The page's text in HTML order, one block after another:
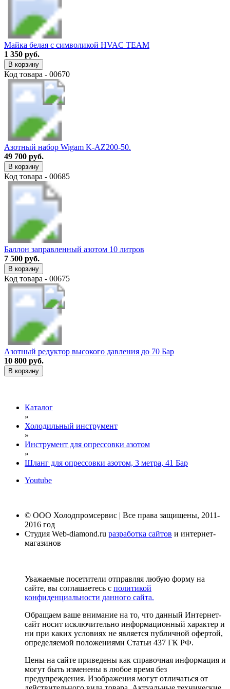
Майка белая с символикой HVAC TEAM
1 350 руб.
В корзину
Код товара - 00670
Азотный набор Wigam K-AZ200-50.
49 700 руб.
В корзину
Код товара - 00685
Баллон заправленный азотом 10 литров
7 500 руб.
В корзину
Код товара - 00675
Азотный редуктор высокого давления до 70 Бар
10 800 руб.
В корзину
Каталог
»
Холодильный инструмент
»
Инструмент для опрессовки азотом
»
Шланг для опрессовки азотом, 3 метра, 41 Бар
Youtube
© ООО Холодпромсервис | Все права защищены, 2011-
2016 год
Студия Web-diamond.ru разработка сайтов и интернет-
магазинов
Уважаемые посетители отправляя любую форму на
сайте, вы соглашаетесь с политикой
конфиденциальности данного сайта.
Обращаем ваше внимание на то, что данный Интернет-
сайт носит исключительно информационный характер и
ни при каких условиях не является публичной офертой,
определяемой положениями Статьи 437 ГК РФ.
Цены на сайте приведены как справочная информация и
могут быть изменены в любое время без
предупреждения. Изображения могут отличаться от